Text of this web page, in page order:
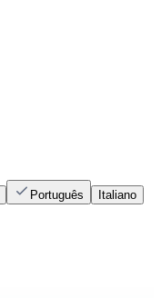
Português
Italiano